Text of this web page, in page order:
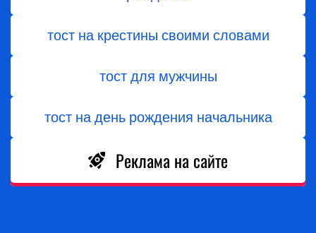
тост на крестины своими словами
тост для мужчины
тост на день рождения начальника
Реклама на сайте